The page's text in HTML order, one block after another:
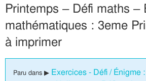
Printemps – Défi maths –
mathématiques : 3eme
à imprimer
Paru dans ▶ Exercices - Défi / Énigme